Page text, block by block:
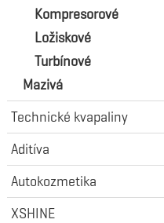
Kompresorové
Ložiskové
Turbínové
Mazivá
Technické kvapaliny
Aditíva
Autokozmetika
XSHINE